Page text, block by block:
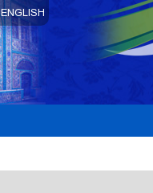
ENGLISH